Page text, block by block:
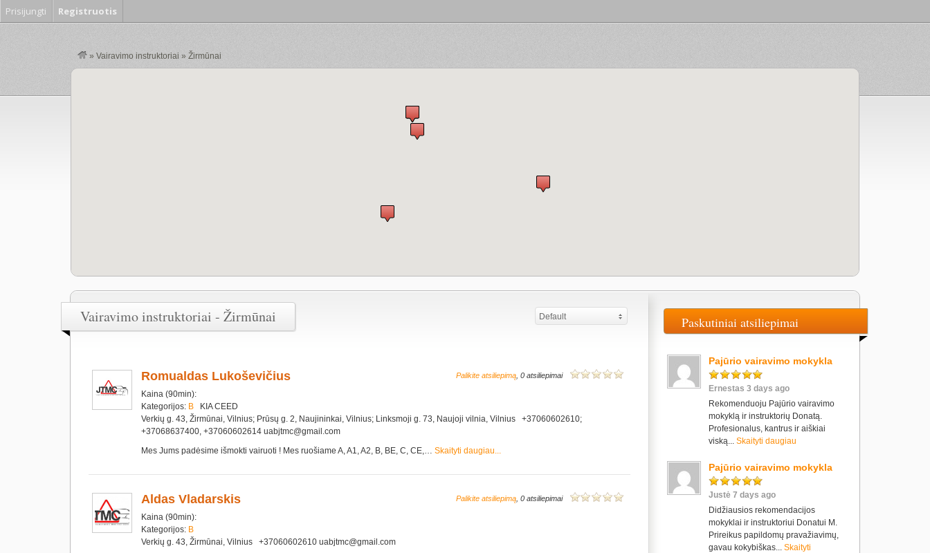
» Vairavimo instruktoriai » Žirmūnai
Vairavimo instruktoriai - Žirmūnai Default
Palikite atsiliepimą , 0 atsiliepimai
Romualdas Lukoševičius
Kaina (90min):
Kategorijos: B KIA CEED
Verkių g. 43, Žirmūnai, Vilnius; Prūsų g. 2, Naujininkai, Vilnius; Linksmoji g. 73, Naujoji vilnia, Vilnius +37060602610;
+37068637400, +37060602614 uabjtmc@gmail.com
Mes Jums padėsime išmokti vairuoti ! Mes ruošiame A, A1, A2, B, BE, C, CE,… Skaityti daugiau...
Palikite atsiliepimą , 0 atsiliepimai
Aldas Vladarskis
Kaina (90min):
Kategorijos: B
Verkių g. 43, Žirmūnai, Vilnius +37060602610 uabjtmc@gmail.com
Paskutiniai atsiliepimai
Pajūrio vairavimo mokykla
Ernestas 3 days ago
Rekomenduoju Pajūrio vairavimo
mokyklą ir instruktorių Donatą.
Profesionalus, kantrus ir aiškiai
viską... Skaityti daugiau
Pajūrio vairavimo mokykla
Justė 7 days ago
Didžiausios rekomendacijos
mokyklai ir instruktoriui Donatui M.
Prireikus papildomų pravažiavimų,
gavau kokybiškas... Skaityti
Prisijungti Registruotis